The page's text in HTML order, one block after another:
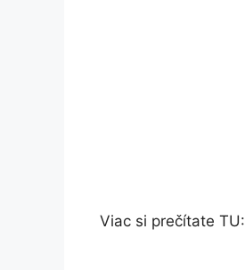
Viac si prečítate TU: